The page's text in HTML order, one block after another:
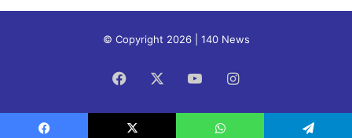
© Copyright 2026 | 140 News
Facebook YouTubeInstagram